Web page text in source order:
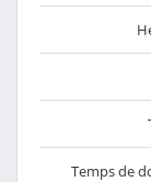
Temps de